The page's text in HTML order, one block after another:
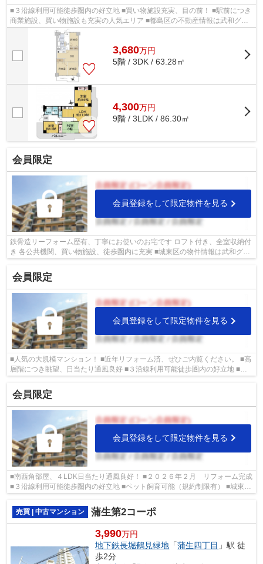
■３沿線利用可能徒歩圏内の好立地 ■買い物施設充実、目の前！ ■駅前につき
商業施設、買い物施設も充実の人気エリア ■都島区の不動産情報は武和グル
ープまで！
3,680万円
5階 / 3DK / 63.28㎡
4,300万円
9階 / 3LDK / 86.30㎡
会員限定
会員登録をして限定物件を見る
鉄骨造リーフォーム歴有、丁寧にお使いのお宅です ロフト付き、全室収納付
き 各公共機関、買い物施設、徒歩圏内に充実 ■城東区の物件情報は武和グル
ープまで！
会員限定
会員登録をして限定物件を見る
■人気の大規模マンション！ ■近年リフォーム済、ぜひご内覧ください。 ■高
層階につき眺望、日当たり通風良好 ■３沿線利用可能徒歩圏内の好立地 ■城
東区の物件情報は武和グループまで！
会員限定
会員登録をして限定物件を見る
■南西角部屋、４LDK日当たり通風良好！ ■２０２６年２月 リフォーム完成
■３沿線利用可能徒歩圏内の好立地 ■ペット飼育可能（規約制限有） ■城東区
の物件情報は武和グループまで！
売買 | 中古マンション
蒲生第2コーポ
3,990万円
地下鉄長堀鶴見緑地 「蒲生四丁目 」駅 徒
歩2分